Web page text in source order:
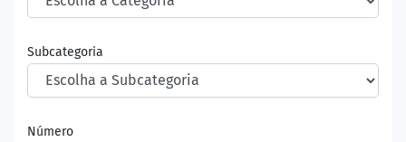
Subcategoria
Número